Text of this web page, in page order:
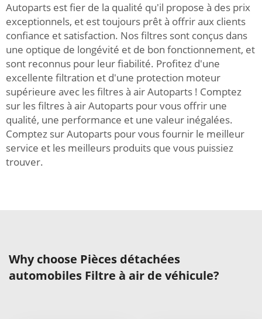
Autoparts est fier de la qualité qu'il propose à des prix
exceptionnels, et est toujours prêt à offrir aux clients
confiance et satisfaction. Nos filtres sont conçus dans
une optique de longévité et de bon fonctionnement, et
sont reconnus pour leur fiabilité. Profitez d'une
excellente filtration et d'une protection moteur
supérieure avec les filtres à air Autoparts ! Comptez
sur les filtres à air Autoparts pour vous offrir une
qualité, une performance et une valeur inégalées.
Comptez sur Autoparts pour vous fournir le meilleur
service et les meilleurs produits que vous puissiez
trouver.
Why choose Pièces détachées
automobiles Filtre à air de véhicule?